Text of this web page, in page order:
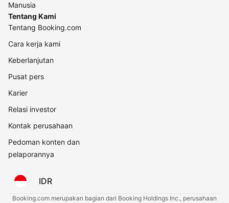
Manusia
Tentang Kami
Tentang Booking.com
Cara kerja kami
Keberlanjutan
Pusat pers
Karier
Relasi investor
Kontak perusahaan
Pedoman konten dan
pelaporannya
IDR
Booking.com merupakan bagian dari Booking Holdings Inc., perusahaan